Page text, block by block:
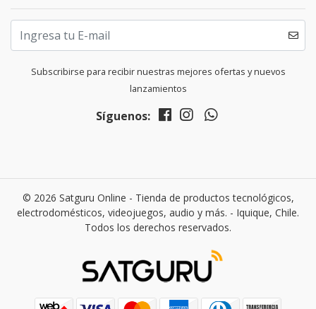
Subscribirse para recibir nuestras mejores ofertas y nuevos
lanzamientos
Síguenos:
© 2026 Satguru Online - Tienda de productos tecnológicos,
electrodomésticos, videojuegos, audio y más. - Iquique, Chile.
Todos los derechos reservados.